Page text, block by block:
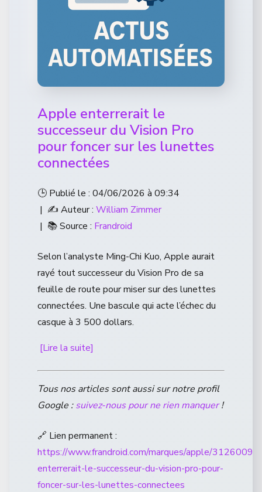
Apple enterrerait le
successeur du Vision Pro
pour foncer sur les lunettes
connectées
🕒 Publié le : 04/06/2026 à 09:34
| ✍️ Auteur : William Zimmer
| 📚 Source : Frandroid
Selon l’analyste Ming-Chi Kuo, Apple aurait
rayé tout successeur du Vision Pro de sa
feuille de route pour miser sur des lunettes
connectées. Une bascule qui acte l’échec du
casque à 3 500 dollars.
[Lire la suite]
Tous nos articles sont aussi sur notre profil
Google :suivez-nous pour ne rien manquer!
🔗 Lien permanent :
https://www.frandroid.com/marques/apple/
enterrerait-le-successeur-du-vision-pro-pour-
foncer-sur-les-lunettes-connectees